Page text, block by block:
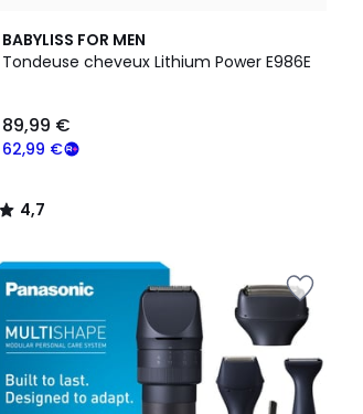
BABYLISS FOR MEN
Tondeuse cheveux Lithium Power E986E
62,99 €
89,99 €
4,7
/ 5
4,7
/